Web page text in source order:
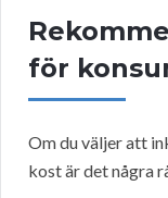
för
Om du väljer att
kost är det några